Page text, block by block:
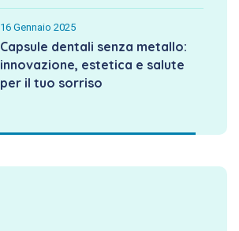
16 Gennaio 2025
Capsule dentali senza metallo:
innovazione, estetica e salute
per il tuo sorriso